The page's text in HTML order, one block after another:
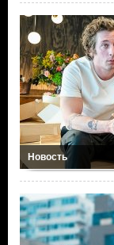
Новость